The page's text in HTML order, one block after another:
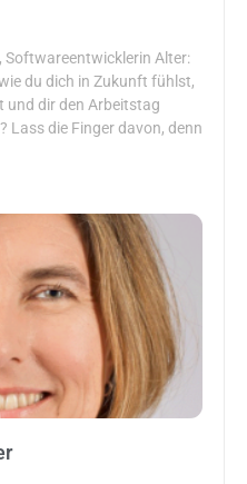
Alter:
du dich in Zukunft fühlst,
und dir den Arbeitstag
Lass die Finger davon, denn